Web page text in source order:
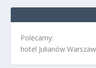
Polecamy:
hotel Julianów